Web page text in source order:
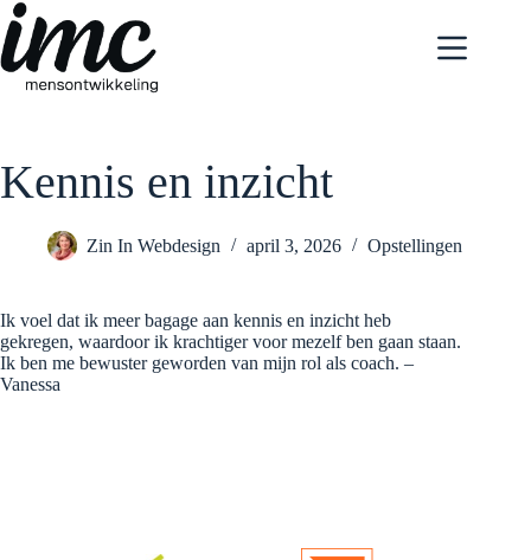
Ga
naar
de
inhoud
Kennis en inzicht
Zin In Webdesign april 3, 2026 Opstellingen
Ik voel dat ik meer bagage aan kennis en inzicht heb
gekregen, waardoor ik krachtiger voor mezelf ben gaan staan.
Ik ben me bewuster geworden van mijn rol als coach. –
Vanessa